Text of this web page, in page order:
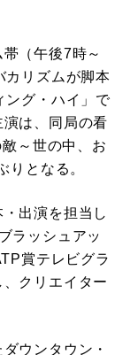
（午後7時～
カリズムが脚本
ング・ハイ」で
は、同局の看
～世の中、お
りとなる。
出演を担当し
ラッシュアッ
賞テレビグラ
クリエイター
ウンタウン・